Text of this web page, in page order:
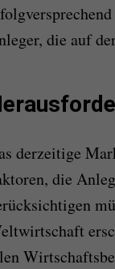
die auf
derzeitige
die